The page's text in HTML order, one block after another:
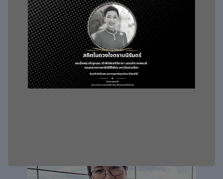
รศ. ดร. พญ.วรรณรัศมี เกตุชาติ
กรรมการ
สถาบัน : คณะแพทยศาสตร์ จุฬาลงกรณ์มหาวิทยาลัย